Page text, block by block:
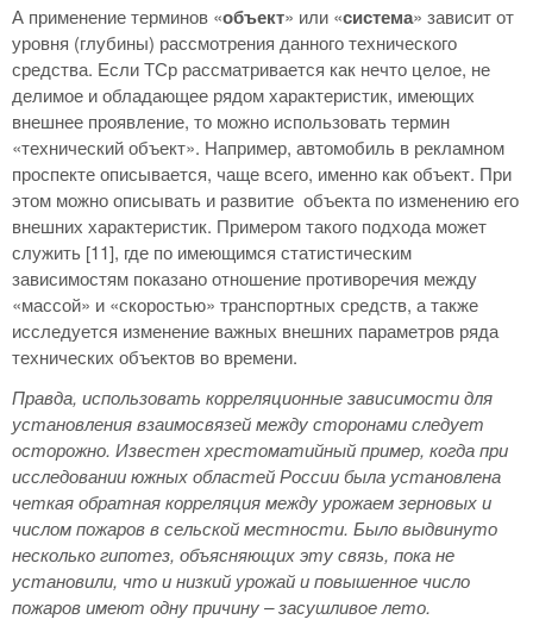
А применение терминов «объект» или «система» зависит от
уровня (глубины) рассмотрения данного технического
средства. Если ТСр рассматривается как нечто целое, не
делимое и обладающее рядом характеристик, имеющих
внешнее проявление, то можно использовать термин
«технический объект». Например, автомобиль в рекламном
проспекте описывается, чаще всего, именно как объект. При
этом можно описывать и развитие объекта по изменению его
внешних характеристик. Примером такого подхода может
служить [11], где по имеющимся статистическим
зависимостям показано отношение противоречия между
«массой» и «скоростью» транспортных средств, а также
исследуется изменение важных внешних параметров ряда
технических объектов во времени.
Правда, использовать корреляционные зависимости для
установления взаимосвязей между сторонами следует
осторожно. Известен хрестоматийный пример, когда при
исследовании южных областей России была установлена
четкая обратная корреляция между урожаем зерновых и
числом пожаров в сельской местности. Было выдвинуто
несколько гипотез, объясняющих эту связь, пока не
установили, что и низкий урожай и повышенное число
пожаров имеют одну причину – засушливое лето.